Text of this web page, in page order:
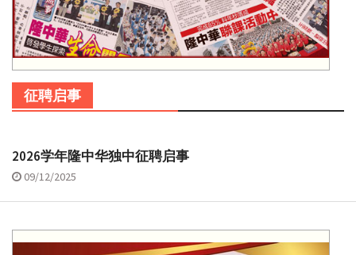
征聘启事
2026学年隆中华独中征聘启事
09/12/2025